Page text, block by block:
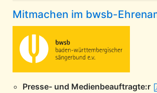
Mitmachen im bwsb-
Presse- und Medienbeauftragte:r